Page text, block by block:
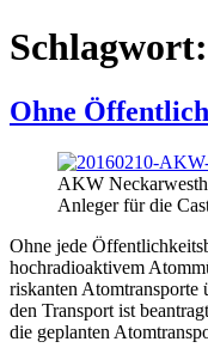
Schlagwort:
Ohne
AKW
Anleger für die
Ohne jede
hochradioaktivem
riskanten
den Transport ist
die geplanten